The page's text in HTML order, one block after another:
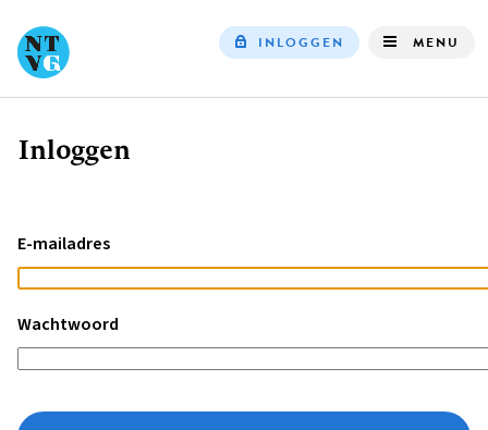
INLOGGEN MENU
Kruimelpad
Inloggen
E-mailadres
Wachtwoord